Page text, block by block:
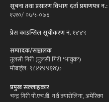
सूचना तथा प्रसारण विभाग दर्ता प्रमाणपत्र न.:
१२१०/ ०७५-०७६
प्रेस काउन्सिल सूचीकरण नं.१४४९
सम्पादक/सञ्चालक
तुलसी गिरी (तुलसी गिरी 'भावुक')
मोबाईल: ९८४१४४११६७
प्रमुख सल्लाहकार
चन्द्र गिरी पी.एच.डी. नर्थ क्यारोलिना, अमेरिका